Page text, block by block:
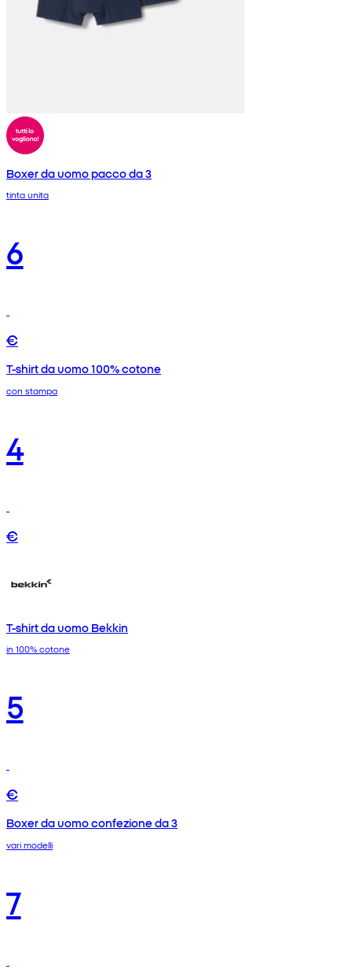
Boxer da uomo pacco da 3
tinta unita
6
€
T-shirt da uomo 100% cotone
con stampa
4
€
T-shirt da uomo Bekkin
in 100% cotone
5
€
Boxer da uomo confezione da 3
vari modelli
7